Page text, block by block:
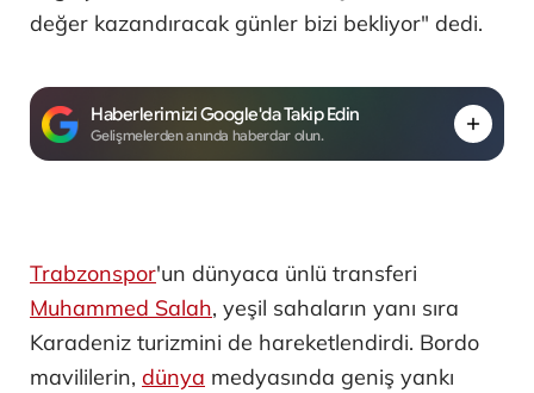
değer kazandıracak günler bizi bekliyor" dedi.
Haberlerimizi Google'da Takip Edin
Gelişmelerden anında haberdar olun.
Trabzonspor'un dünyaca ünlü transferi
Muhammed Salah, yeşil sahaların yanı sıra
Karadeniz turizmini de hareketlendirdi. Bordo
mavililerin, dünya medyasında geniş yankı